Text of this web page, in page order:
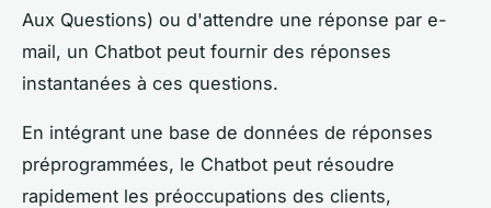
Aux Questions) ou d'attendre une réponse par e-
mail, un Chatbot peut fournir des réponses
instantanées à ces questions.
En intégrant une base de données de réponses
préprogrammées, le Chatbot peut résoudre
rapidement les préoccupations des clients,